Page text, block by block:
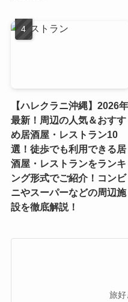
【ハレクラニ沖縄】2026年
最新！周辺の人気＆おすす
め居酒屋・レストラン10
選！徒歩でも利用できる居
酒屋・レストランをランキ
ング形式でご紹介！コンビ
ニやスーパーなどの周辺施
設を徹底解説！
旅好